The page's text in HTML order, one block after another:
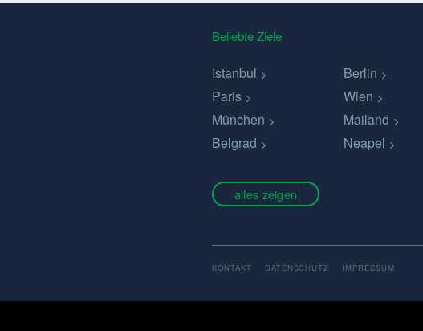
Beliebte Ziele
Istanbul Berlin
Paris
Wien
München
Mailand
Belgrad
Neapel
alles zeigen
KONTAKT DATENSCHUTZ IMPRESSUM